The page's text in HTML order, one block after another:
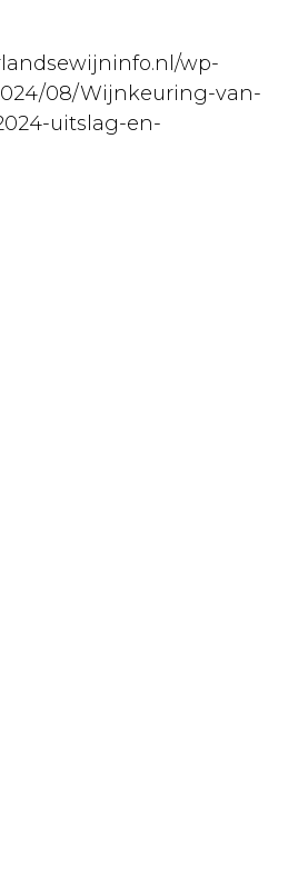
wp-
08/Wijnkeuring-van-
uitslag-en-